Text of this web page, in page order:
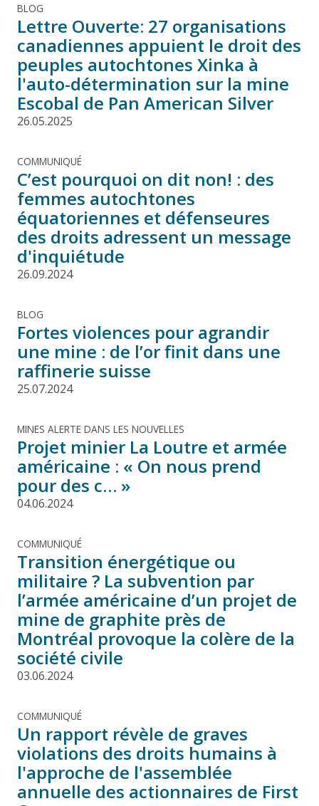
BLOG
Lettre Ouverte: 27 organisations
canadiennes appuient le droit des
peuples autochtones Xinka à
l'auto-détermination sur la mine
Escobal de Pan American Silver
26.05.2025
COMMUNIQUÉ
C’est pourquoi on dit non! : des
femmes autochtones
équatoriennes et défenseures
des droits adressent un message
d'inquiétude
26.09.2024
BLOG
Fortes violences pour agrandir
une mine : de l’or finit dans une
raffinerie suisse
25.07.2024
MINES ALERTE DANS LES NOUVELLES
Projet minier La Loutre et armée
américaine : « On nous prend
pour des c… »
04.06.2024
COMMUNIQUÉ
Transition énergétique ou
militaire ? La subvention par
l’armée américaine d’un projet de
mine de graphite près de
Montréal provoque la colère de la
société civile
03.06.2024
COMMUNIQUÉ
Un rapport révèle de graves
violations des droits humains à
l'approche de l'assemblée
annuelle des actionnaires de First